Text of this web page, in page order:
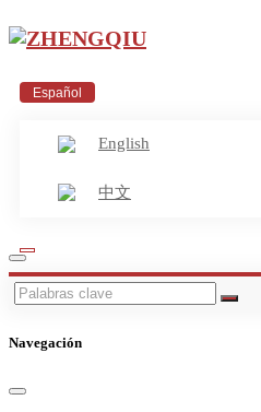
Español
English
中文
Navegación